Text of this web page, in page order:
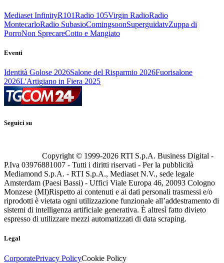
Mediaset InfinityR101Radio 105Virgin RadioRadio
MontecarloRadio SubasioComingsoonSuperguidatvZuppa di
PorroNon SprecareCotto e Mangiato
Eventi
Identità Golose 2026Salone del Risparmio 2026Fuorisalone
2026L'Artigiano in Fiera 2025
Seguici su
Copyright © 1999-2026 RTI S.p.A. Business Digital -
P.Iva 03976881007 - Tutti i diritti riservati - Per la pubblicità
Mediamond S.p.A. - RTI S.p.A., Mediaset N.V., sede legale
Amsterdam (Paesi Bassi) - Uffici Viale Europa 46, 20093 Cologno
Monzese (MI)Rispetto ai contenuti e ai dati personali trasmessi e/o
riprodotti è vietata ogni utilizzazione funzionale all’addestramento di
sistemi di intelligenza artificiale generativa. È altresì fatto divieto
espresso di utilizzare mezzi automatizzati di data scraping.
Legal
CorporatePrivacy PolicyCookie Policy